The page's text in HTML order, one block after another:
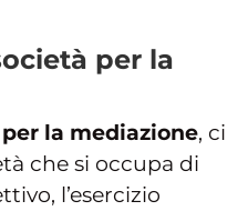
per la
la mediazione, ci
che si occupa di
l’esercizio